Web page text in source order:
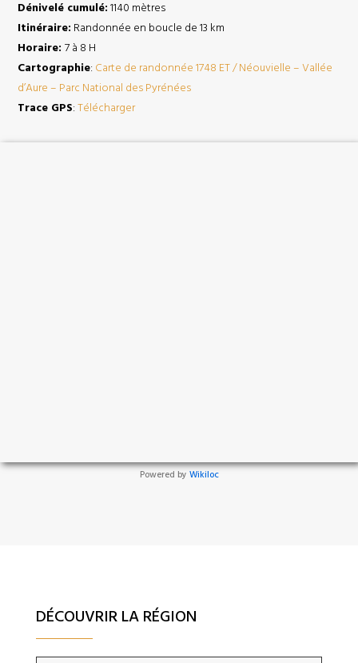
Dénivelé cumulé: 1140 mètres
Itinéraire: Randonnée en boucle de 13 km
Horaire:7 à 8 H
Cartographie: Carte de randonnée 1748 ET / Néouvielle – Vallée
d’Aure – Parc National des Pyrénées
Trace GPS:Télécharger
Powered by Wikiloc
DÉCOUVRIR LA RÉGION